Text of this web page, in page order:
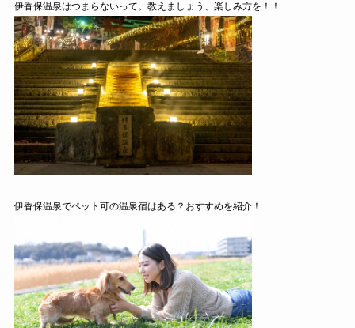
伊香保温泉はつまらないって。教えましょう、楽しみ方を！！
伊香保温泉でペット可の温泉宿はある？おすすめを紹介！